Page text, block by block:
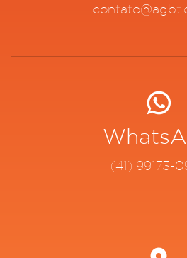
(41) 99173-